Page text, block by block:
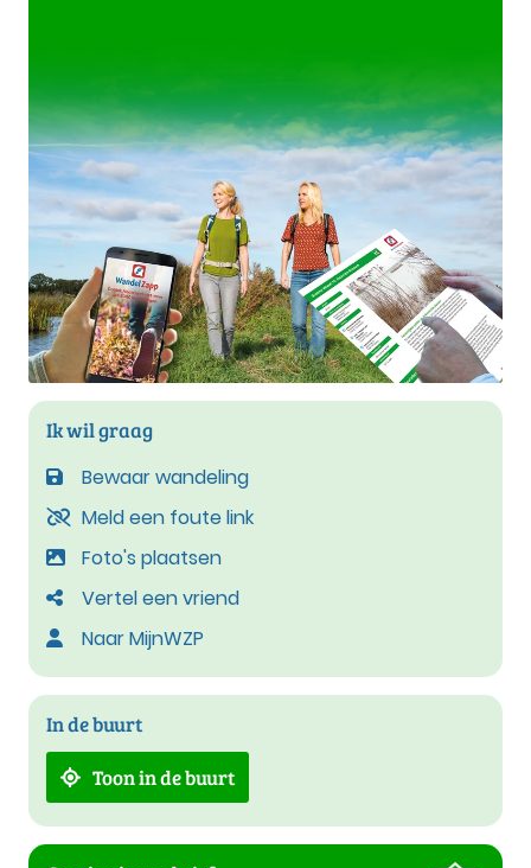
Ik wil graag
Bewaar wandeling
Meld een foute link
Foto's plaatsen
Vertel een vriend
Naar MijnWZP
In de buurt
Toon in de buurt